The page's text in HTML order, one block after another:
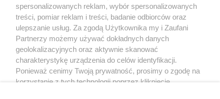
spersonalizowanych reklam, wybór spersonalizowanych
treści, pomiar reklam i treści, badanie odbiorców oraz
ulepszanie usług. Za zgodą Użytkownika my i Zaufani
Partnerzy możemy używać dokładnych danych
geolokalizacyjnych oraz aktywnie skanować
charakterystykę urządzenia do celów identyfikacji.
Ponieważ cenimy Twoją prywatność, prosimy o zgodę na
korzystanie z tych technologii poprzez kliknięcie